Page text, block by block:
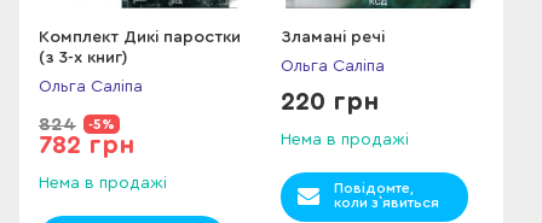
Комплект Дикі паростки
(з 3-х книг)
Ольга Саліпа
824 -5%
782 грн
Нема в продажі
Зламані речі
Ольга Саліпа
220 грн
Нема в продажі
Повідомте,
коли з`явиться